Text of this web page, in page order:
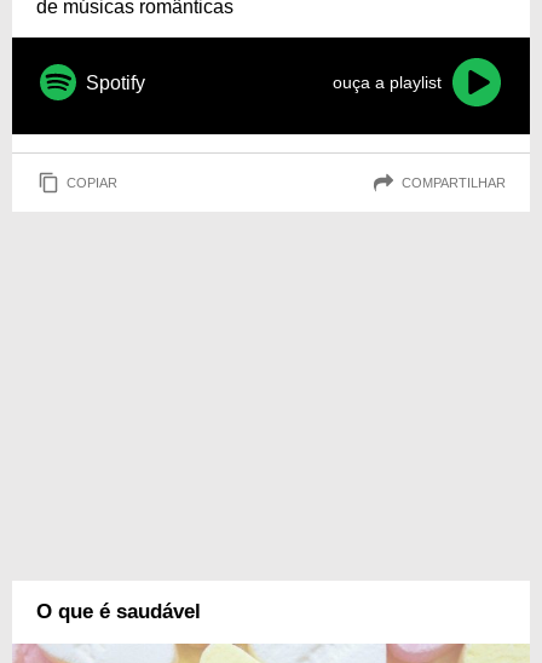
de músicas românticas
Spotify ouça a playlist
COPIAR COMPARTILHAR
O que é saudável